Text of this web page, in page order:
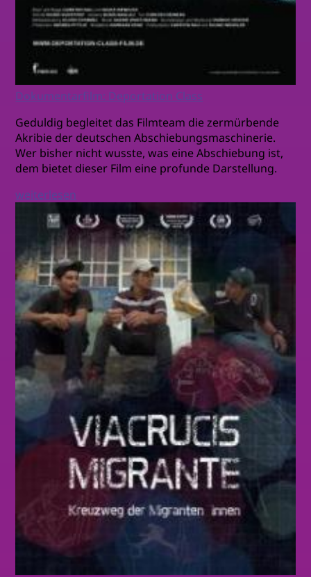
Dokumentarfilm: Deportation Class
Geduldig begleitet das Filmteam die zermürbende
Akribie der deutschen Abschiebungsmaschinerie.
Wer bisher nicht wusste, was eine Abschiebung ist,
dem bietet dieser Film eine profunde Darstellung.
weiterlesen